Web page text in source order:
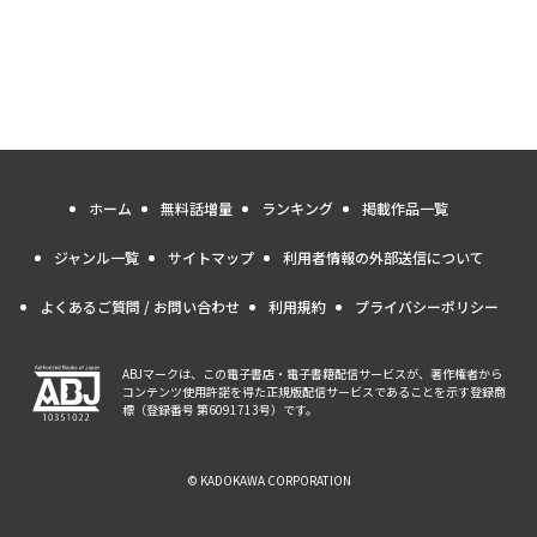
ホーム 無料話増量 ランキング 掲載作品一覧
ジャンル一覧 サイトマップ 利用者情報の外部送信について
よくあるご質問 / お問い合わせ 利用規約 プライバシーポリシー
ABJマークは、この電子書店・電子書籍配信サービスが、著作権者から
コンテンツ使用許諾を得た正規版配信サービスであることを示す登録商
標（登録番号 第6091713号）です。
© KADOKAWA CORPORATION